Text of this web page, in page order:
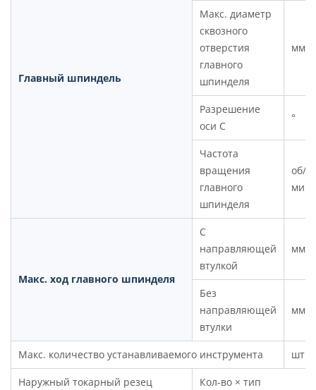
Главный шпиндель
Макс. диаметр
сквозного
отверстия
главного
шпинделя
мм
Разрешение
оси C
°
Частота
вращения
главного
шпинделя
об/
мин
Макс. ход главного шпинделя
С
направляющей
втулкой
мм
Без
направляющей
втулки
мм
Макс. количество устанавливаемого инструмента шт.
Наружный токарный резец Кол-во × тип